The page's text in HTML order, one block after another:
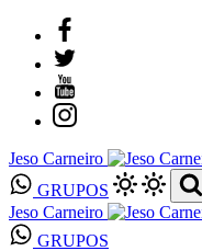
Jeso Carneiro
GRUPOS
Jeso Carneiro
GRUPOS